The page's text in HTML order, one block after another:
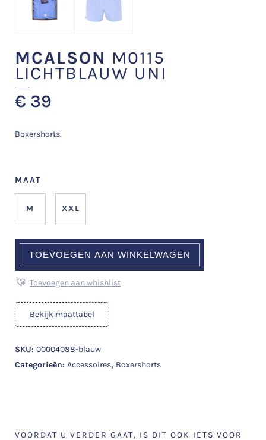
MCALSON M0115
LICHTBLAUW UNI
€ 39
Boxershorts.
MAAT
M XXL
TOEVOEGEN AAN WINKELWAGEN
Toevoegen aan whishlist
Bekijk maattabel
SKU: 00004088-blauw
Categorieën: Accessoires, Boxershorts
VOORDAT U VERDER GAAT, IS DIT OOK IETS VOOR